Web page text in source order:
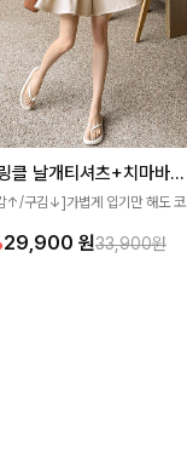
헨틴링클 날개티셔츠+치마바지SET
↑/구김↓]가볍게 입기만 해도 코
는 프릴 날개 소매가 우아한 포인트
29,900 원33,900원